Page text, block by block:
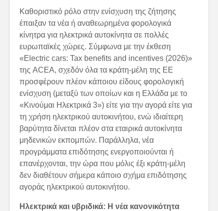
Καθοριστικό ρόλο στην ενίσχυση της ζήτησης
έπαιξαν τα νέα ή αναθεωρημένα φορολογικά
κίνητρα για ηλεκτρικά αυτοκίνητα σε πολλές
ευρωπαϊκές χώρες. Σύμφωνα με την έκθεση
«Electric cars: Tax benefits and incentives (2026)»
της ACEA, σχεδόν όλα τα κράτη-μέλη της ΕΕ
προσφέρουν πλέον κάποιου είδους φορολογική
ενίσχυση (μεταξύ των οποίων και η Ελλάδα με το
«Κινούμαι Ηλεκτρικά 3») είτε για την αγορά είτε για
τη χρήση ηλεκτρικού αυτοκινήτου, ενώ ιδιαίτερη
βαρύτητα δίνεται πλέον στα εταιρικά αυτοκίνητα
μηδενικών εκπομπών. Παράλληλα, νέα
προγράμματα επιδότησης ενεργοποιούνται ή
επανέρχονται, την ώρα που μόλις έξι κράτη-μέλη
δεν διαθέτουν σήμερα κάποιο σχήμα επιδότησης
αγοράς ηλεκτρικού αυτοκινήτου.
Ηλεκτρικά και υβριδικά: Η νέα κανονικότητα